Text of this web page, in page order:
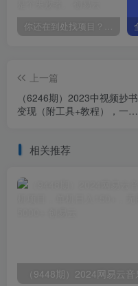
你还在到处找项目？还在当韭菜？我靠卖项目一个月收入5万+，曾经我也是个失败者。
上一篇
（6246期）2023中视频抄书
变现（附工具+教程），一天
相关推荐